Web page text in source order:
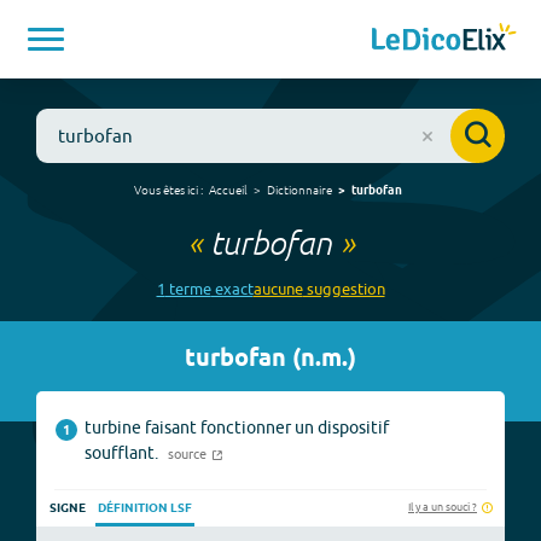
Vous êtes ici : Accueil Dictionnaire turbofan
« turbofan»
1 termeexactaucunesuggestion
turbofan (n.m.)
1
turbine faisant fonctionner un dispositif
soufflant.
source
SIGNE DÉFINITION LSF Il y a un souci ?